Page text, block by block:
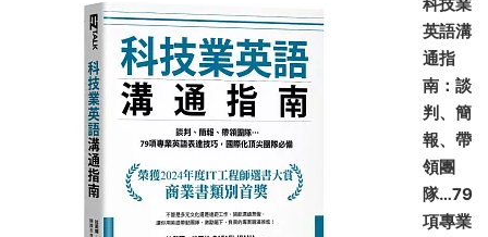
英語溝
通指
南：談
判、簡
報、帶
領團
隊…79
項專業